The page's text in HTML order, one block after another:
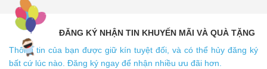
ĐĂNG KÝ NHẬN TIN KHUYẾN MÃI VÀ QUÀ TẶNG
Thông tin của bạn được giữ kín tuyệt đối, và có thể hủy đăng ký
bất cứ lúc nào. Đăng ký ngay để nhận nhiều ưu đãi hơn.